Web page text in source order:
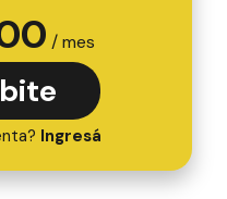
/ mes
Ingresá